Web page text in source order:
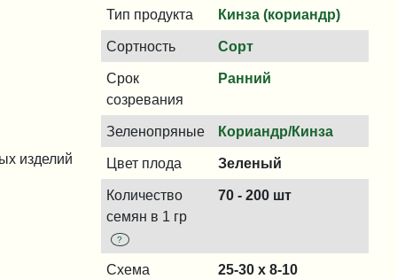
Тип продукта Кинза (кориандр)
Сортность Сорт
Срок
созревания
Ранний
Зеленопряные Кориандр/Кинза
Цвет плода Зеленый
Количество
семян в 1 гр
?
70 - 200 шт
Схема
25-30 х 8-10
изделий